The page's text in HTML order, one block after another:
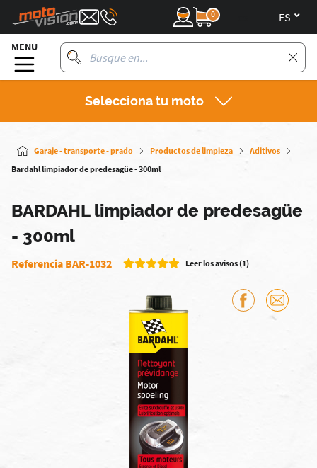
0
MENU
Selecciona tu moto
Garaje - transporte - prado Productos de limpieza
Aditivos
Bardahl limpiador de predesagüe - 300ml
BARDAHL limpiador de predesagüe
- 300ml
Referencia BAR-1032 Leer los avisos (1)